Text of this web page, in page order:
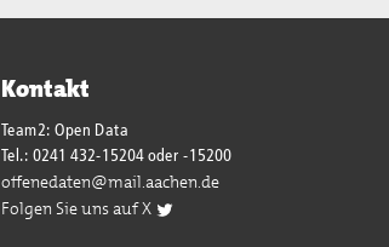
Kontakt
Team2: Open Data
Tel.: 0241 432-15204 oder -15200
offenedaten@mail.aachen.de
Folgen Sie uns auf X